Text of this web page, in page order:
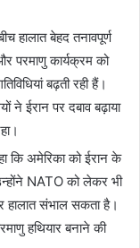
हालात बेहद तनावपूर्ण
परमाणु कार्यक्रम को
बढ़ती रही हैं।
ने ईरान पर दबाव बढ़ाया
कि अमेरिका को ईरान के
NATO को लेकर भी
हालात संभाल सकता है।
हथियार बनाने की